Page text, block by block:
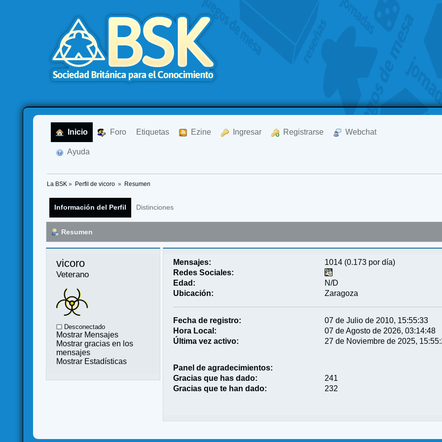
Inicio Foro Etiquetas Ezine Ingresar Registrarse Webchat
Ayuda
La BSK » Perfil de vicoro » Resumen
Información del Perfil Distinciones
Resumen
vicoro
Veterano
Desconectado
Mostrar Mensajes
Mostrar gracias en los
mensajes
Mostrar Estadísticas
Mensajes:
1014 (0.173 por día)
Redes Sociales:
Edad:
N/D
Ubicación:
Zaragoza
Fecha de registro:
07 de Julio de 2010, 15:55:33
Hora Local:
07 de Agosto de 2026, 03:14:48
Última vez activo:
27 de Noviembre de 2025,
Panel de agradecimientos:
Gracias que has dado:
241
Gracias que te han dado:
232